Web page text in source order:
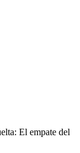
El empate del